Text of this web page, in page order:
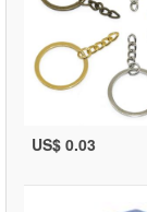
US$ 0.03